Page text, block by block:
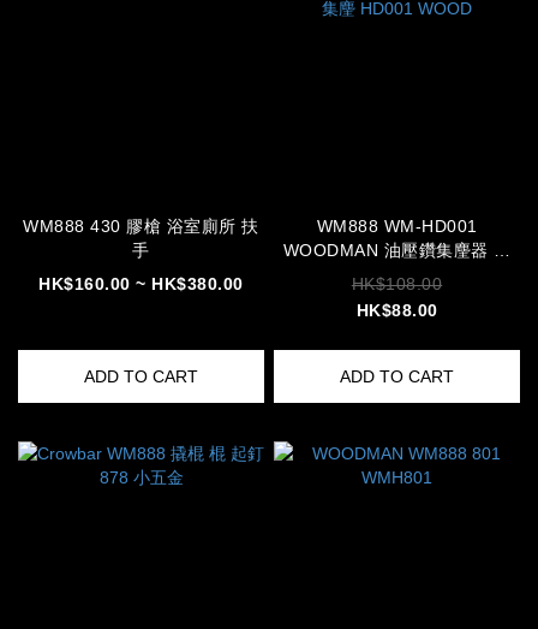
WM888 430 膠槍 浴室廁所 扶
手
HK$160.00 ~ HK$380.00
ADD TO CART
WM888 WM-HD001
WOODMAN 油壓鑽集麈器 油
鑽 集麈 HD001 WOOD
HK$108.00
HK$88.00
ADD TO CART